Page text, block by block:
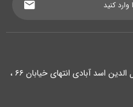
تهران، یوسف آباد، خیابان سید جمال الدین اسد آبادی انتهای خیابان ۶۶ ،